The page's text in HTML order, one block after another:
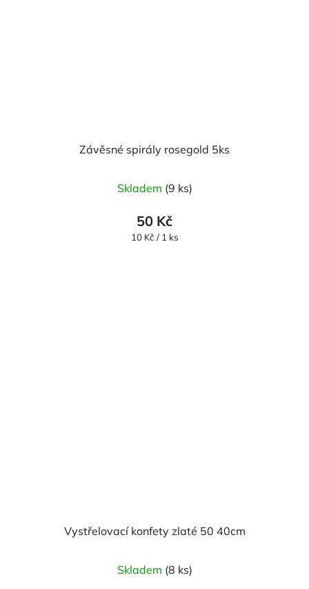
Závěsné spirály rosegold 5ks
Skladem (9 ks)
50 Kč
Měrná
10 Kč / 1 ks
Vystřelovací konfety zlaté 50 40cm
Skladem (8 ks)